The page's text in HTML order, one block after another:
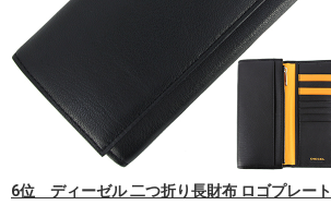
6位 ディーゼル 二つ折り長財布 ロゴプレート